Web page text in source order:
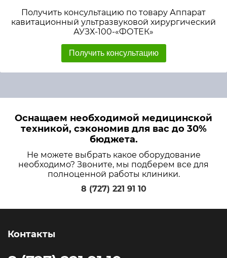
Получить консультацию по товару Аппарат
кавитационный ультразвуковой хирургический
АУЗХ-100-«ФОТЕК»
Получить консультацию
Оснащаем необходимой медицинской
техникой, сэкономив для вас до 30%
бюджета.
Не можете выбрать какое оборудование
необходимо? Звоните, мы подберем все для
полноценной работы клиники.
8 (727) 221 91 10
Контакты